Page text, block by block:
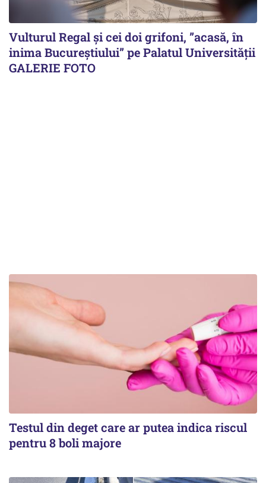
Vulturul Regal și cei doi grifoni, ”acasă, în
inima Bucureștiului” pe Palatul Universității
GALERIE FOTO
Testul din deget care ar putea indica riscul
pentru 8 boli majore